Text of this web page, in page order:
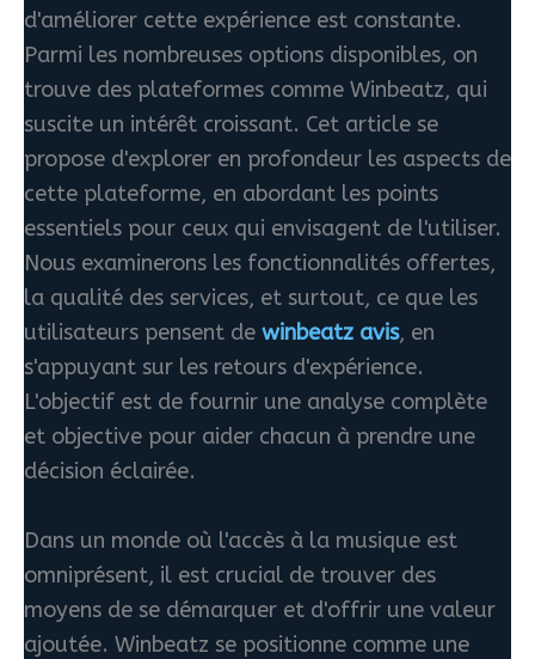
d'améliorer cette expérience est constante.
Parmi les nombreuses options disponibles, on
trouve des plateformes comme Winbeatz, qui
suscite un intérêt croissant. Cet article se
propose d'explorer en profondeur les aspects de
cette plateforme, en abordant les points
essentiels pour ceux qui envisagent de l'utiliser.
Nous examinerons les fonctionnalités offertes,
la qualité des services, et surtout, ce que les
utilisateurs pensent de winbeatz avis, en
s'appuyant sur les retours d'expérience.
L'objectif est de fournir une analyse complète
et objective pour aider chacun à prendre une
décision éclairée.
Dans un monde où l'accès à la musique est
omniprésent, il est crucial de trouver des
moyens de se démarquer et d'offrir une valeur
ajoutée. Winbeatz se positionne comme une